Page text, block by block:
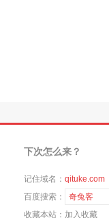
下次怎么来？
记住域名： qituke.com
百度搜索：
奇兔客
收藏本站： 加入收藏